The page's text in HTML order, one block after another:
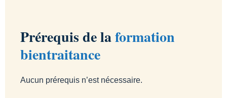
Prérequis de laformation
bientraitance
Aucun prérequis n’est nécessaire.